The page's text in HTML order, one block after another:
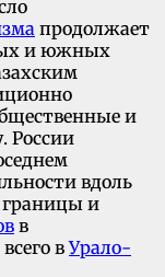
продолжает
и южных
и
России
вдоль
границы и
в
вУрало-